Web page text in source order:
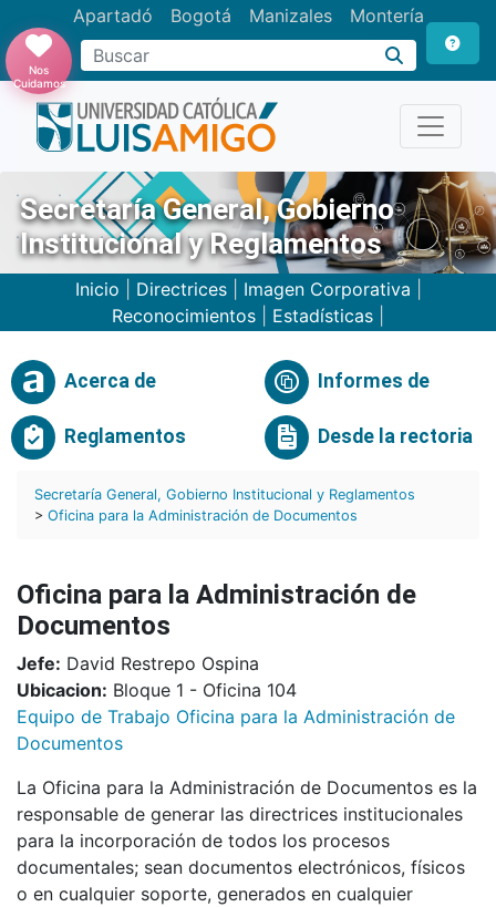
Apartadó Bogotá Manizales Montería
Buscar
Nos
Cuidamos
Secretaría General, Gobierno
Institucional y Reglamentos
Inicio Directrices| Imagen Corporativa
Reconocimientos
Estadísticas
Acerca de Informes de
Reglamentos Desde la rectoria
Secretaría General, Gobierno Institucional y Reglamentos
> Oficina para la Administración de Documentos
Oficina para la Administración de
Documentos
Jefe: David Restrepo Ospina
Ubicacion: Bloque 1 - Oficina 104
Equipo de Trabajo Oficina para la Administración de
Documentos
La Oficina para la Administración de Documentos es la
responsable de generar las directrices institucionales
para la incorporación de todos los procesos
documentales; sean documentos electrónicos, físicos
o en cualquier soporte, generados en cualquier